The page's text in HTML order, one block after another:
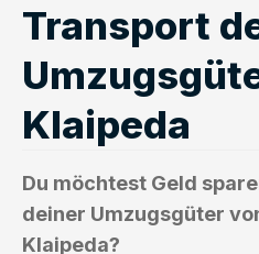
Transport
Klaipeda
Du möchtest Geld
deiner Umzugsgüter
Klaipeda?